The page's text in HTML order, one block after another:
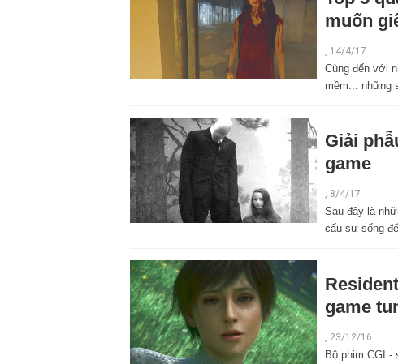
muốn
, 14/4/17
Cùng đến với
mềm... những
Giải
game
, 8/4/17
Sau đây là
cấu sự sống
game
23/12/16
Bộ phim CGI -